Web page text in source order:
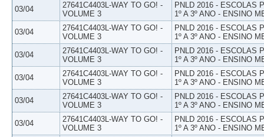
03/04
27641C4403L-WAY TO GO! -
VOLUME 3
PNLD 2016 - ESCOLAS
1º A 3º ANO - ENSINO
03/04
27641C4403L-WAY TO GO! -
VOLUME 3
PNLD 2016 - ESCOLAS
1º A 3º ANO - ENSINO
03/04
27641C4403L-WAY TO GO! -
VOLUME 3
PNLD 2016 - ESCOLAS
1º A 3º ANO - ENSINO
03/04
27641C4403L-WAY TO GO! -
VOLUME 3
PNLD 2016 - ESCOLAS
1º A 3º ANO - ENSINO
03/04
27641C4403L-WAY TO GO! -
VOLUME 3
PNLD 2016 - ESCOLAS
1º A 3º ANO - ENSINO
03/04
27641C4403L-WAY TO GO! -
VOLUME 3
PNLD 2016 - ESCOLAS
1º A 3º ANO - ENSINO